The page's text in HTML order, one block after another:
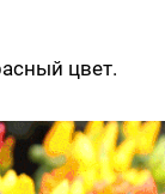
цвет.